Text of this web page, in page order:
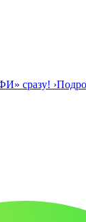
сразу! ›